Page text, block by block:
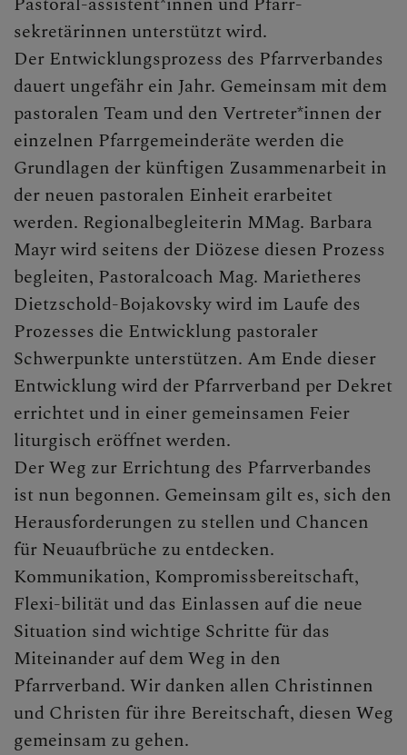
sekretärinnen unterstützt wird.
Der Entwicklungsprozess des Pfarrverbandes
dauert ungefähr ein Jahr. Gemeinsam mit dem
pastoralen Team und den Vertreter*innen der
einzelnen Pfarrgemeinderäte werden die
Grundlagen der künftigen Zusammenarbeit in
der neuen pastoralen Einheit erarbeitet
werden. Regionalbegleiterin MMag. Barbara
Mayr wird seitens der Diözese diesen Prozess
begleiten, Pastoralcoach Mag. Marietheres
Dietzschold-Bojakovsky wird im Laufe des
Prozesses die Entwicklung pastoraler
Schwerpunkte unterstützen. Am Ende dieser
Entwicklung wird der Pfarrverband per Dekret
errichtet und in einer gemeinsamen Feier
liturgisch eröffnet werden.
Der Weg zur Errichtung des Pfarrverbandes
ist nun begonnen. Gemeinsam gilt es, sich den
Herausforderungen zu stellen und Chancen
für Neuaufbrüche zu entdecken.
Kommunikation, Kompromissbereitschaft,
Flexi-bilität und das Einlassen auf die neue
Situation sind wichtige Schritte für das
Miteinander auf dem Weg in den
Pfarrverband. Wir danken allen Christinnen
und Christen für ihre Bereitschaft, diesen Weg
gemeinsam zu gehen.